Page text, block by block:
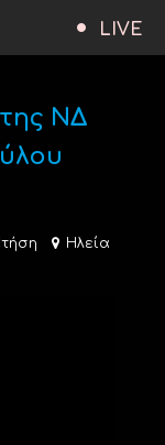
LIVE
ΝΔ
Ηλεία